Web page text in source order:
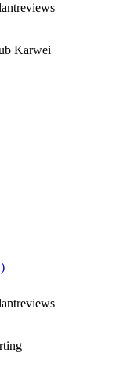
Karwei